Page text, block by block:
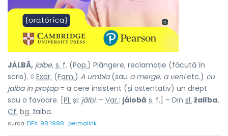
JÁLBĂ, jalbe, s. f. (Pop.) Plângere, reclamație (făcută în
scris). ◊ Expr. (Fam.) A umbla(sau a merge, a venietc.) cu
jalba în proțap= a cere insistent (și ostentativ) un drept
sau o favoare. [ Pl. și: jălbi. – Var.: jálobă s. f. ] – Din sl. žalĭba.
Cf. bg. žalba.
sursa:DEX '98 1998 permalink